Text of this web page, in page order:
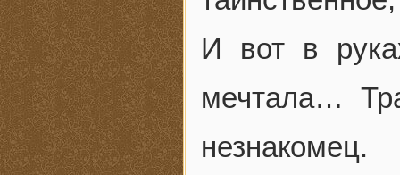
И вот в
мечтала…
незнакомец.